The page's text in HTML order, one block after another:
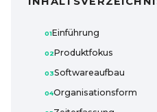
Einführung
Produktfokus
Softwareaufbau
Organisationsform